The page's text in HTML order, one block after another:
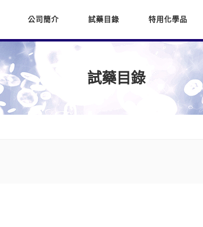
試藥目錄
公司簡介 試藥目錄 特用化學品